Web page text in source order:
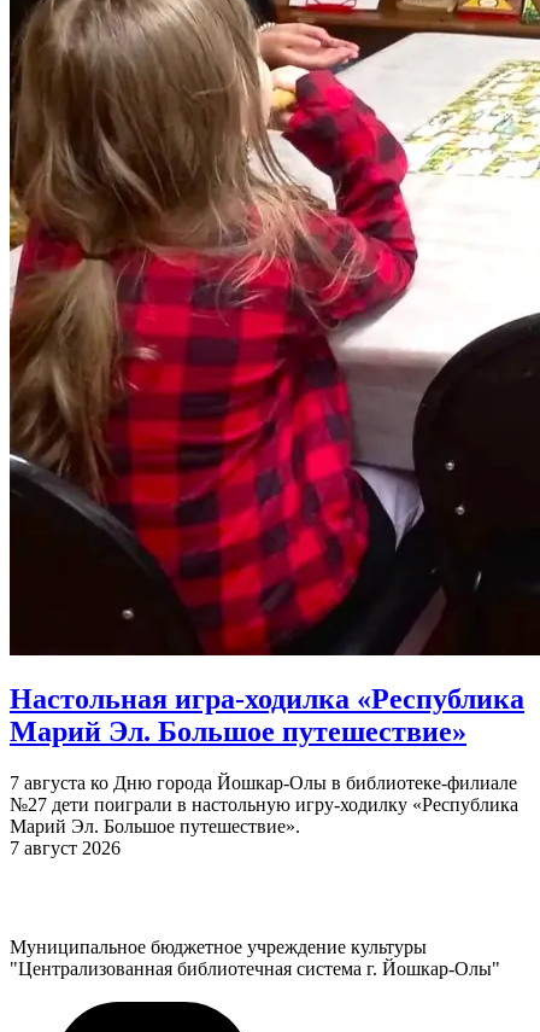
Настольная игра-ходилка «Республика
Марий Эл. Большое путешествие»
7 августа ко Дню города Йошкар-Олы в библиотеке-филиале
№27 дети поиграли в настольную игру-ходилку «Республика
Марий Эл. Большое путешествие».
7 август 2026
Муниципальное бюджетное учреждение культуры
"Централизованная библиотечная система г. Йошкар-Олы"